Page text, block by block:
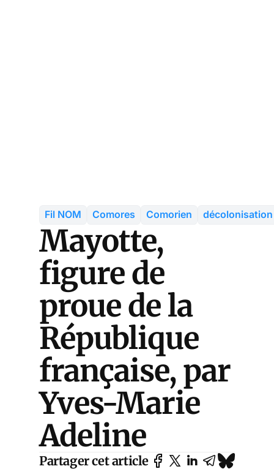
Fil NOM Comores Comorien décolonisation
Mayotte,
figure de
proue de la
République
française, par
Yves-Marie
Adeline
Partager cet article